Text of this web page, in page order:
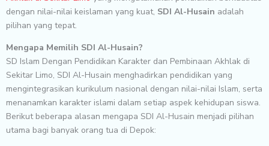
dengan nilai-nilai keislaman yang kuat, SDI Al-Husain adalah
pilihan yang tepat.
Mengapa Memilih SDI Al-Husain?
SD Islam Dengan Pendidikan Karakter dan Pembinaan Akhlak di
Sekitar Limo, SDI Al-Husain menghadirkan pendidikan yang
mengintegrasikan kurikulum nasional dengan nilai-nilai Islam, serta
menanamkan karakter islami dalam setiap aspek kehidupan siswa.
Berikut beberapa alasan mengapa SDI Al-Husain menjadi pilihan
utama bagi banyak orang tua di Depok: